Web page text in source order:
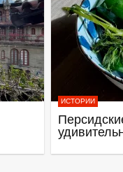
ИСТОРИИ